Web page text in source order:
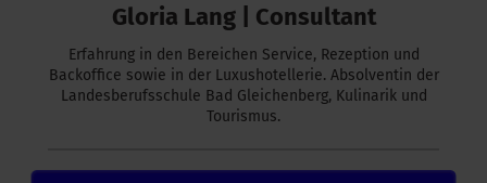
Gloria Lang | Consultant
Erfahrung in den Bereichen Service, Rezeption und
Backoffice sowie in der Luxushotellerie. Absolventin der
Landesberufsschule Bad Gleichenberg, Kulinarik und
Tourismus.